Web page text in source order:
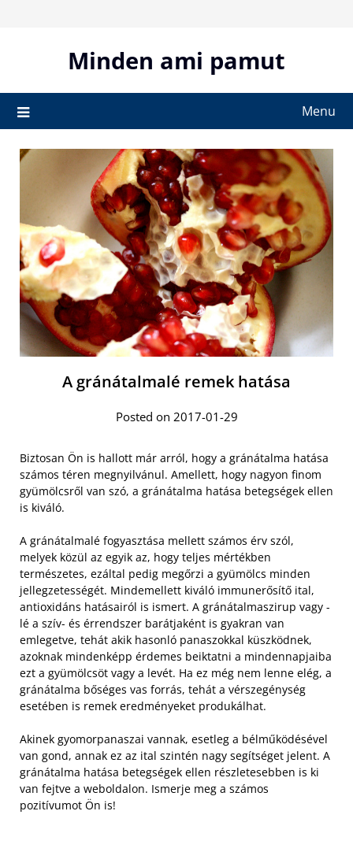
Minden ami pamut
Menu
A gránátalmalé remek hatása
Posted on 2017-01-29
Biztosan Ön is hallott már arról, hogy a gránátalma hatása
számos téren megnyilvánul. Amellett, hogy nagyon finom
gyümölcsről van szó, a gránátalma hatása betegségek ellen
is kiváló.
A gránátalmalé fogyasztása mellett számos érv szól,
melyek közül az egyik az, hogy teljes mértékben
természetes, ezáltal pedig megőrzi a gyümölcs minden
jellegzetességét. Mindemellett kiváló immunerősítő ital,
antioxidáns hatásairól is ismert. A gránátalmaszirup vagy -
lé a szív- és érrendszer barátjaként is gyakran van
emlegetve, tehát akik hasonló panaszokkal küszködnek,
azoknak mindenképp érdemes beiktatni a mindennapjaiba
ezt a gyümölcsöt vagy a levét. Ha ez még nem lenne elég, a
gránátalma bőséges vas forrás, tehát a vérszegénység
esetében is remek eredményeket produkálhat.
Akinek gyomorpanaszai vannak, esetleg a bélműködésével
van gond, annak ez az ital szintén nagy segítséget jelent. A
gránátalma hatása betegségek ellen részletesebben is ki
van fejtve a weboldalon. Ismerje meg a számos
pozitívumot Ön is!